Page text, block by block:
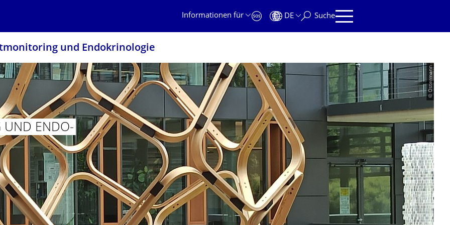
Informationen für
DE Suche
und Endokrinologie
© Ostermann
UND ENDO­
UND ENDO­KRINOLOGIE